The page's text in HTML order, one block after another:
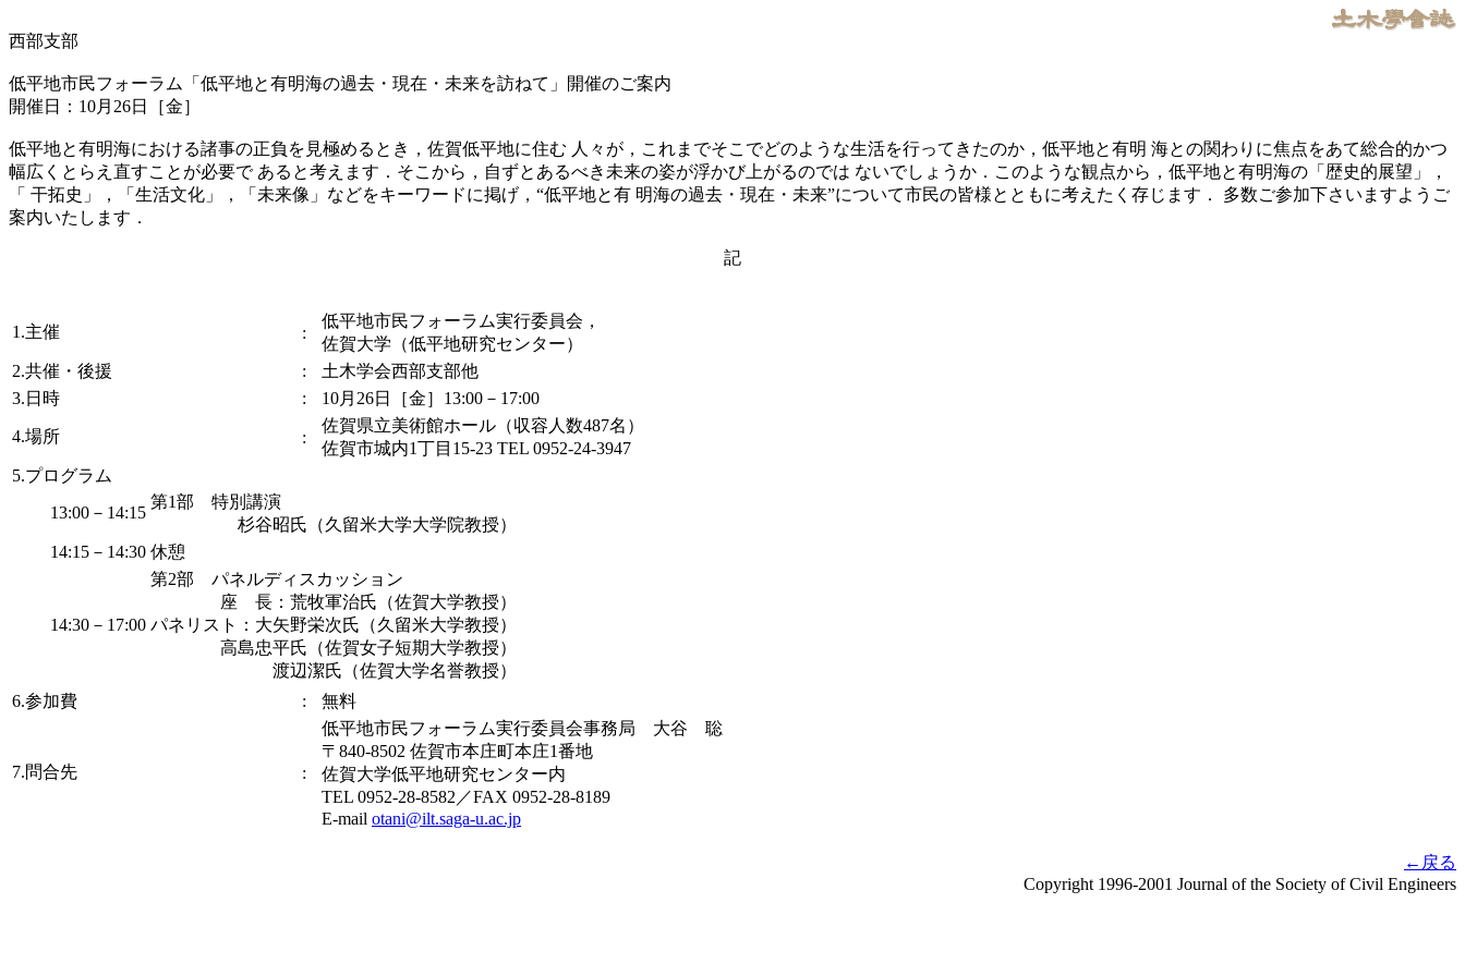
西部支部
低平地市民フォーラム「低平地と有明海の過去・現在・未来を訪ねて」開催のご案内
開催日：10月26日［金］
低平地と有明海における諸事の正負を見極めるとき，佐賀低平地に住む 人々が，これまでそこでどのような生活を行ってきたのか，低平地と有明 海との関わりに焦点をあて総合的かつ
幅広くとらえ直すことが必要で あると考えます．そこから，自ずとあるべき未来の姿が浮かび上がるのでは ないでしょうか．このような観点から，低平地と有明海の「歴史的展望」，
「 干拓史」，「生活文化」，「未来像」などをキーワードに掲げ，“低平地と有 明海の過去・現在・未来”について市民の皆様とともに考えたく存じます． 多数ご参加下さいますようご
案内いたします．
記
1.主催 :
低平地市民フォーラム実行委員会，
佐賀大学（低平地研究センター）
2.共催・後援
:
土木学会西部支部他
3.日時
: 10月26日［金］13:00－17:00
4.場所 :
佐賀県立美術館ホール（収容人数487名）
佐賀市城内1丁目15-23 TEL 0952-24-3947
5.プログラム
13:00－14:15
第1部 特別講演
杉谷昭氏（久留米大学大学院教授）
14:15－14:30 休憩
14:30－17:00
第2部 パネルディスカッション
座 長：荒牧軍治氏（佐賀大学教授）
パネリスト：大矢野栄次氏（久留米大学教授）
高島忠平氏（佐賀女子短期大学教授）
渡辺潔氏（佐賀大学名誉教授）
6.参加費
: 無料
7.問合先 :
低平地市民フォーラム実行委員会事務局 大谷 聡
〒840-8502 佐賀市本庄町本庄1番地
佐賀大学低平地研究センター内
TEL 0952-28-8582／FAX 0952-28-8189
E-mail otani@ilt.saga-u.ac.jp
←戻る
Copyright 1996-2001 Journal of the Society of Civil Engineers